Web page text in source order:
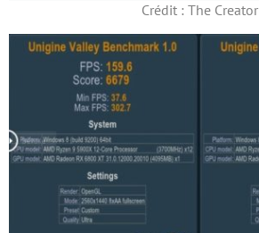
Crédit : The Creator